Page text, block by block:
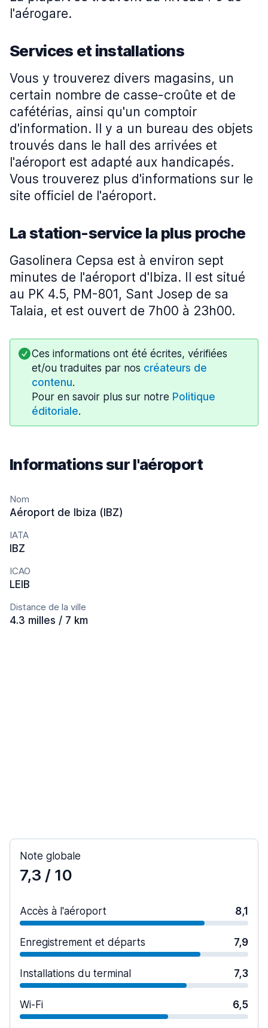
l'aérogare.
Services et installations
Vous y trouverez divers magasins, un
certain nombre de casse-croûte et de
cafétérias, ainsi qu'un comptoir
d'information. Il y a un bureau des objets
trouvés dans le hall des arrivées et
l'aéroport est adapté aux handicapés.
Vous trouverez plus d'informations sur le
site officiel de l'aéroport.
La station-service la plus proche
Gasolinera Cepsa est à environ sept
minutes de l'aéroport d'Ibiza. Il est situé
au PK 4.5, PM-801, Sant Josep de sa
Talaia, et est ouvert de 7h00 à 23h00.
Ces informations ont été écrites, vérifiées
et/ou traduites par nos créateurs de
contenu.
Pour en savoir plus sur notre Politique
éditoriale.
Informations sur l'aéroport
Nom
Aéroport de Ibiza (IBZ)
IATA
IBZ
ICAO
LEIB
Distance de la ville
4.3 milles / 7 km
Note globale
7,3 / 10
Accès à l'aéroport 8,1
Enregistrement et départs 7,9
Installations du terminal 7,3
Wi-Fi 6,5